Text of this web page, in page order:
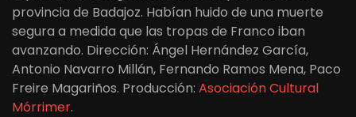
provincia de Badajoz. Habían huido de una muerte
segura a medida que las tropas de Franco iban
avanzando. Dirección: Ángel Hernández García,
Antonio Navarro Millán, Fernando Ramos Mena, Paco
Freire Magariños. Producción: Asociación Cultural
Mórrimer.